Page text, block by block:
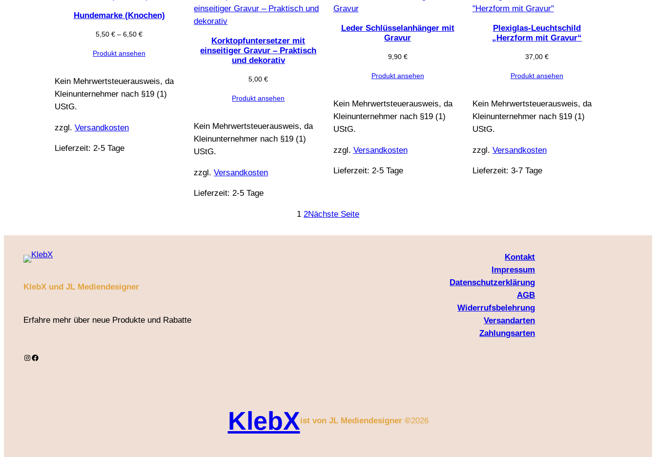
Hundemarke (Knochen)
5,50€ –6,50€
Produkt ansehen
Kein Mehrwertsteuerausweis, da
Kleinunternehmer nach §19 (1)
UStG.
zzgl. Versandkosten
Lieferzeit: 2-5 Tage
Korktopfuntersetzer mit
einseitiger Gravur – Praktisch
und dekorativ
5,00€
Produkt ansehen
Kein Mehrwertsteuerausweis, da
Kleinunternehmer nach §19 (1)
UStG.
zzgl.Versandkosten
Lieferzeit:2-5 Tage
Leder Schlüsselanhänger mit
Gravur
9,90 €
Produkt ansehen
Kein Mehrwertsteuerausweis, da
Kleinunternehmer nach §19 (1)
UStG.
zzgl. Versandkosten
Lieferzeit: 2-5 Tage
Plexiglas-Leuchtschild
„Herzform mit Gravur“
37,00 €
Produkt ansehen
Kein Mehrwertsteuerausweis, da
Kleinunternehmer nach §19 (1)
UStG.
zzgl. Versandkosten
Lieferzeit: 3-7 Tage
1 2Nächste Seite
KlebX und JL Mediendesigner
Erfahre mehr über neue Produkte und Rabatte
Instagram Facebook
Kontakt
Impressum
Datenschutzerklärung
AGB
Widerrufsbelehrung
Versandarten
Zahlungsarten
KlebXist von JL Mediendesigner ©2026